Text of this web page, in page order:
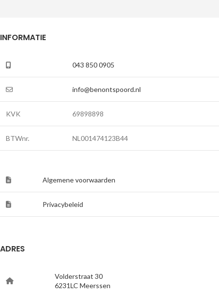
INFORMATIE
043 850 0905
info@benontspoord.nl
KVK 69898898
BTWnr. NL001474123B44
Algemene voorwaarden
Privacybeleid
ADRES
Volderstraat 30
6231LC Meerssen